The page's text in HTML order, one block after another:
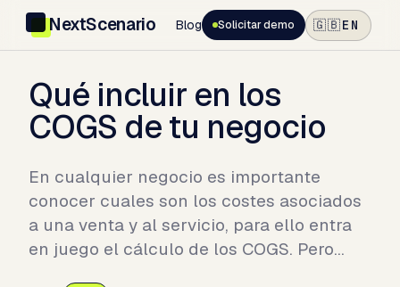
NextScenario Blog Solicitar demo 🇬🇧EN
Qué incluir en los
COGS de tu negocio
En cualquier negocio es importante
conocer cuales son los costes asociados
a una venta y al servicio, para ello entra
en juego el cálculo de los COGS. Pero…